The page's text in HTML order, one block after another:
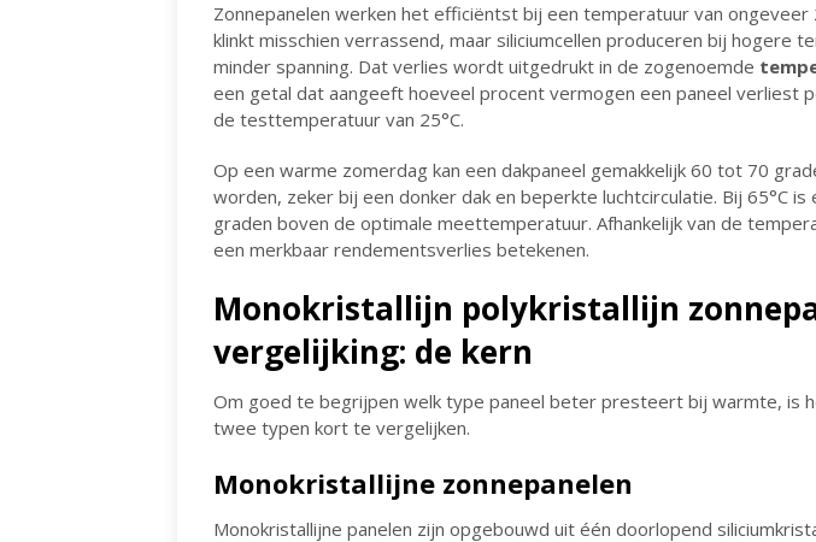
Zonnepanelen werken het efficiëntst bij een temperatuur van ongeveer
klinkt misschien verrassend, maar siliciumcellen produceren bij hogere
minder spanning. Dat verlies wordt uitgedrukt in de zogenoemde
een getal dat aangeeft hoeveel procent vermogen een paneel verliest
de testtemperatuur van 25°C.
Op een warme zomerdag kan een dakpaneel gemakkelijk 60 tot 70
worden, zeker bij een donker dak en beperkte luchtcirculatie. Bij 65°C is
graden boven de optimale meettemperatuur. Afhankelijk van de
een merkbaar rendementsverlies betekenen.
Monokristallijn polykristallijn
vergelijking: de kern
Om goed te begrijpen welk type paneel beter presteert bij warmte, is
twee typen kort te vergelijken.
Monokristallijne zonnepanelen
Monokristallijne panelen zijn opgebouwd uit één doorlopend